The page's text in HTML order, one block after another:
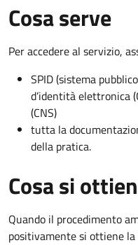
Cosa serve
Per accedere al servizio,
SPID (sistema
d’identità elettronica
(CNS)
tutta la
della pratica.
Cosa si
Quando il procedimento
positivamente si ottiene